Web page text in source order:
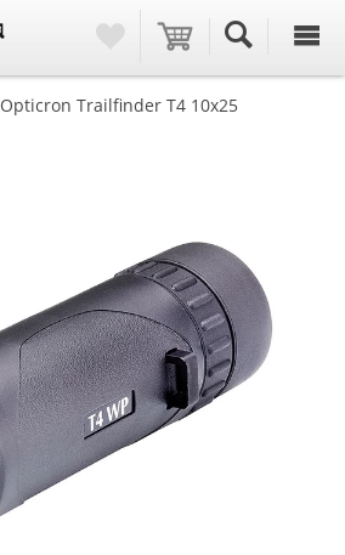
Opticron Trailfinder T4 10x25